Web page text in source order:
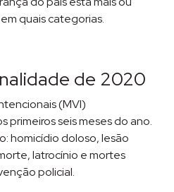
quais categorias.
de 2020
(MVI)
primeiros seis meses do ano.
homicídio doloso, lesão
latrocínio e mortes
policial.